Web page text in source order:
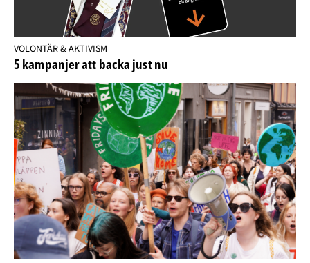
VOLONTÄR & AKTIVISM
5 kampanjer att backa just nu